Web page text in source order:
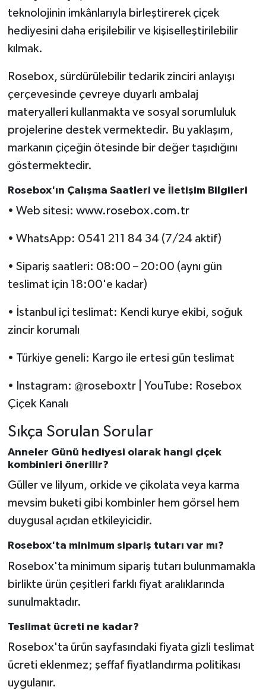
teknolojinin imkânlarıyla birleştirerek çiçek
hediyesini daha erişilebilir ve kişiselleştirilebilir
kılmak.
Rosebox, sürdürülebilir tedarik zinciri anlayışı
çerçevesinde çevreye duyarlı ambalaj
materyalleri kullanmakta ve sosyal sorumluluk
projelerine destek vermektedir. Bu yaklaşım,
markanın çiçeğin ötesinde bir değer taşıdığını
göstermektedir.
Rosebox'ın Çalışma Saatleri ve İletişim Bilgileri
• Web sitesi: www.rosebox.com.tr
• WhatsApp: 0541 211 84 34 (7/24 aktif)
• Sipariş saatleri: 08:00 – 20:00 (aynı gün
teslimat için 18:00'e kadar)
• İstanbul içi teslimat: Kendi kurye ekibi, soğuk
zincir korumalı
• Türkiye geneli: Kargo ile ertesi gün teslimat
• Instagram: @roseboxtr | YouTube: Rosebox
Çiçek Kanalı
Sıkça Sorulan Sorular
Anneler Günü hediyesi olarak hangi çiçek
kombinleri önerilir?
Güller ve lilyum, orkide ve çikolata veya karma
mevsim buketi gibi kombinler hem görsel hem
duygusal açıdan etkileyicidir.
Rosebox'ta minimum sipariş tutarı var mı?
Rosebox'ta minimum sipariş tutarı bulunmamakla
birlikte ürün çeşitleri farklı fiyat aralıklarında
sunulmaktadır.
Teslimat ücreti ne kadar?
Rosebox'ta ürün sayfasındaki fiyata gizli teslimat
ücreti eklenmez; şeffaf fiyatlandırma politikası
uygulanır.